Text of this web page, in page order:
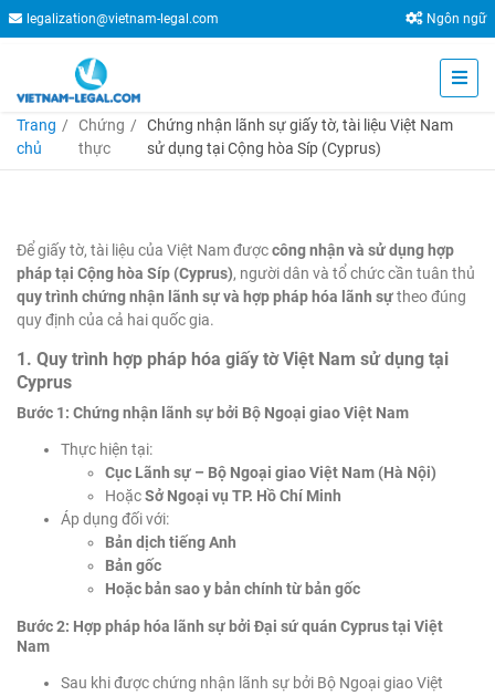
legalization@vietnam-legal.com Ngôn ngữ
Trang
chủ
Chứng
thực
Chứng nhận lãnh sự giấy tờ, tài liệu Việt Nam
sử dụng tại Cộng hòa Síp (Cyprus)
Để giấy tờ, tài liệu của Việt Nam đượccông nhận và sử dụng hợp
pháp tại Cộng hòa Síp (Cyprus), người dân và tổ chức cần tuân thủ
quy trình chứng nhận lãnh sự và hợp pháp hóa lãnh sựtheo đúng
quy định của cả hai quốc gia.
1. Quy trình hợp pháp hóa giấy tờ Việt Nam sử dụng tại
Cyprus
Bước 1: Chứng nhận lãnh sự bởi Bộ Ngoại giao Việt Nam
Thực hiện tại:
Cục Lãnh sự – Bộ Ngoại giao Việt Nam (Hà Nội)
HoặcSở Ngoại vụ TP. Hồ Chí Minh
Áp dụng đối với:
Bản dịch tiếng Anh
Bản gốc
Hoặc bản sao y bản chính từ bản gốc
Bước 2: Hợp pháp hóa lãnh sự bởi Đại sứ quán Cyprus tại Việt
Nam
Sau khi được chứng nhận lãnh sự bởi Bộ Ngoại giao Việt